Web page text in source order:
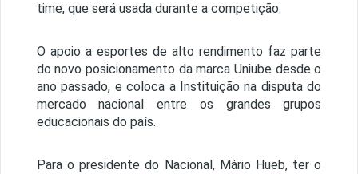
time, que será usada durante a competição.
O apoio a esportes de alto rendimento faz parte
do novo posicionamento da marca Uniube desde o
ano passado, e coloca a Instituição na disputa do
mercado nacional entre os grandes grupos
educacionais do país.
Para o presidente do Nacional, Mário Hueb, ter o